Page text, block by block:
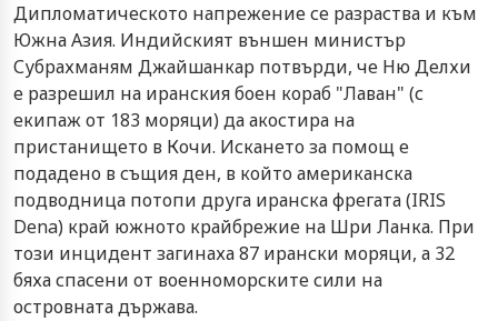
Дипломатическото напрежение се разраства и към
Южна Азия. Индийският външен министър
Субрахманям Джайшанкар потвърди, че Ню Делхи
е разрешил на иранския боен кораб "Лаван" (с
екипаж от 183 моряци) да акостира на
пристанището в Кочи. Искането за помощ е
подадено в същия ден, в който американска
подводница потопи друга иранска фрегата (IRIS
Dena) край южното крайбрежие на Шри Ланка. При
този инцидент загинаха 87 ирански моряци, а 32
бяха спасени от военноморските сили на
островната държава.